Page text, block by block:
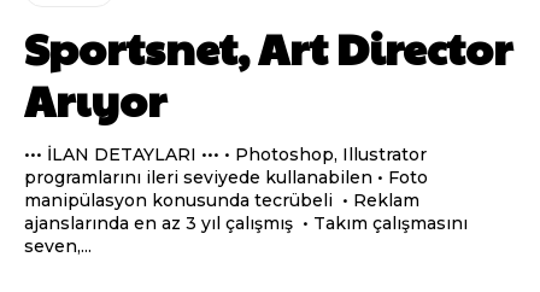
Sportsnet, Art Director
Arıyor
••• İLAN DETAYLARI ••• • Photoshop, Illustrator
programlarını ileri seviyede kullanabilen • Foto
manipülasyon konusunda tecrübeli • Reklam
ajanslarında en az 3 yıl çalışmış • Takım çalışmasını
seven,...